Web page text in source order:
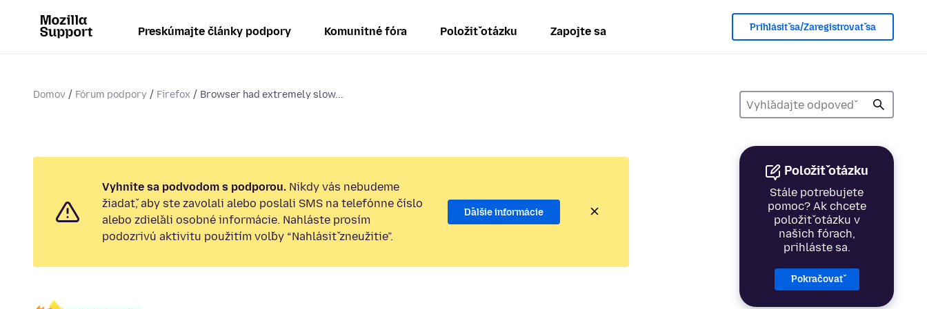
Preskúmajte články podpory Komunitné fóra Položiť otázku Zapojte sa Prihlásiť sa/Zaregistrovať sa
Domov Fórum podpory Firefox Browser had extremely slow...
Položiť otázku
Stále potrebujete
pomoc? Ak chcete
položiť otázku v
našich fórach,
prihláste sa.
Pokračovať
Vyhnite sa podvodom s podporou. Nikdy vás nebudeme
žiadať, aby ste zavolali alebo poslali SMS na telefónne číslo
alebo zdieľali osobné informácie. Nahláste prosím
podozrivú aktivitu použitím voľby “Nahlásiť zneužitie”.
Ďalšie informácie